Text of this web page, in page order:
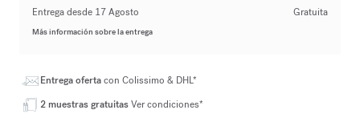
Entrega desde 17 Agosto Gratuita
Más información sobre la entrega
Entrega ofertacon Colissimo & DHL*
2 muestras gratuitasVer condiciones*